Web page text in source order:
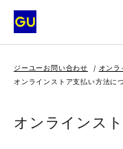
ジーユーお問い合わせ オンラ
オンラインストア支払い方法に
オンラインス